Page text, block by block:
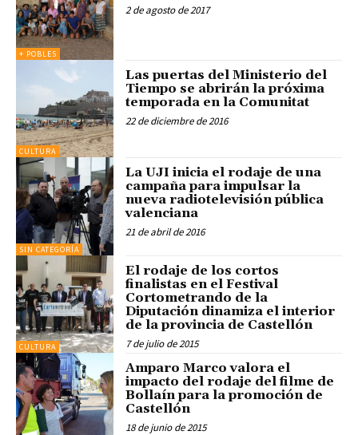
+ POBLES
2 de agosto de 2017
CULTURA
Las puertas del Ministerio del
Tiempo se abrirán la próxima
temporada en la Comunitat
22 de diciembre de 2016
SIN CATEGORÍA
La UJI inicia el rodaje de una
campaña para impulsar la
nueva radiotelevisión pública
valenciana
21 de abril de 2016
CULTURA
El rodaje de los cortos
finalistas en el Festival
Cortometrando de la
Diputación dinamiza el interior
de la provincia de Castellón
7 de julio de 2015
Amparo Marco valora el
impacto del rodaje del filme de
Bollaín para la promoción de
Castellón
18 de junio de 2015